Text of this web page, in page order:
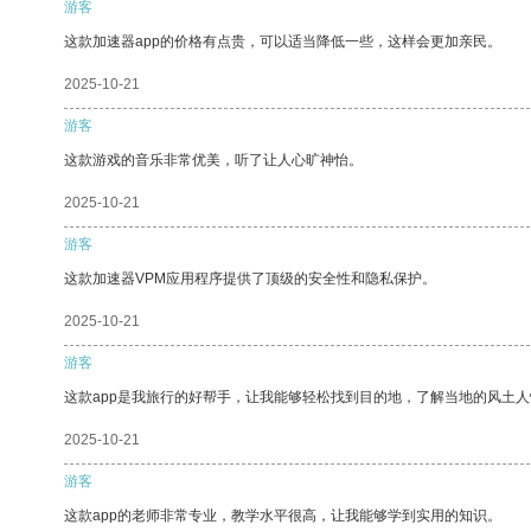
游客
这款加速器app的价格有点贵，可以适当降低一些，这样会更加亲民。
2025-10-21
游客
这款游戏的音乐非常优美，听了让人心旷神怡。
2025-10-21
游客
这款加速器VPM应用程序提供了顶级的安全性和隐私保护。
2025-10-21
游客
这款app是我旅行的好帮手，让我能够轻松找到目的地，了解当地的风土
2025-10-21
游客
这款app的老师非常专业，教学水平很高，让我能够学到实用的知识。